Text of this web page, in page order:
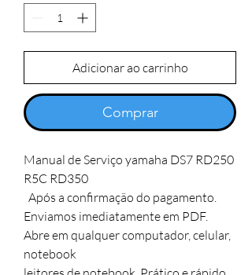
Adicionar ao carrinho
Comprar
Manual de Serviço yamaha DS7 RD250
R5C RD350
Após a confirmação do pagamento.
Enviamos imediatamente em PDF.
Abre em qualquer computador, celular,
notebook